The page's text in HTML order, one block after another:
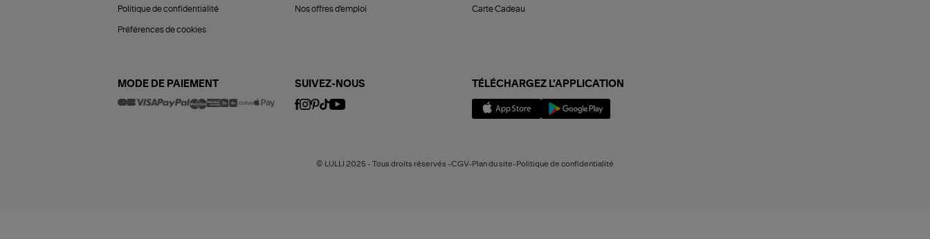
Politique de confidentialité
Préférences de cookies
Nos offres d'emploi Carte Cadeau
MODE DE PAIEMENT SUIVEZ-NOUS TÉLÉCHARGEZ L'APPLICATION
© LULLI 2025 - Tous droits réservés -CGV-Plan du site-Politique de confidentialité